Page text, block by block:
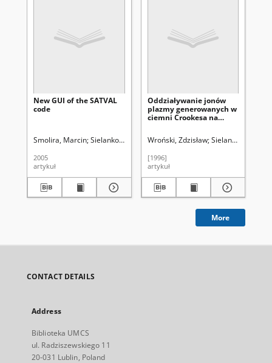
New GUI of the SATVAL
code
Smolira, Marcin Sielanko, Juliusz Uniwersytet Marii Curie-
2005
artykuł
Oddziaływanie jonów
plazmy generowanych w
ciemni Crookesa na
stałoprądowego
Wroński, Zdzisław Sielanko, Juliusz
[1996]
artykuł
More
CONTACT DETAILS
Address
Biblioteka UMCS
ul. Radziszewskiego 11
20-031 Lublin, Poland